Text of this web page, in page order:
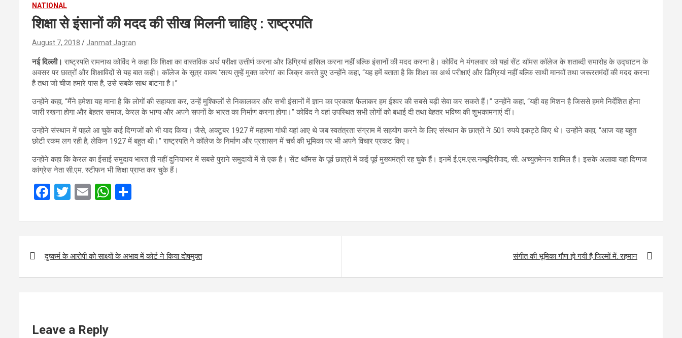
NATIONAL
शिक्षा से इंसानों की मदद की सीख मिलनी चाहिए : राष्ट्रपति
August 7, 2018 Janmat Jagran
नई दिल्ली। राष्ट्रपति रामनाथ कोविंद ने कहा कि शिक्षा का वास्तविक अर्थ परीक्षा उत्तीर्ण करना और डिग्रियां हासिल करना नहीं बल्कि इंसानों की मदद करना है। कोविंद ने मंगलवार को यहां सेंट थॉमस कॉलेज के शताब्दी समारोह के उद्घाटन के
अवसर पर छात्रों और शिक्षाविदों से यह बात कही। कॉलेज के सूत्र वाक्य ‘सत्य तुम्हें मुक्त करेगा’ का जिक्र करते हुए उन्होंने कहा, “यह हमें बताता है कि शिक्षा का अर्थ परीक्षाएं और डिग्रियां नहीं बल्कि साथी मानवों तथा जरूरतमंदों की मदद करना
है तथा जो चीज हमारे पास है, उसे सबके साथ बांटना है।”
उन्होंने कहा, “मैंने हमेशा यह माना है कि लोगों की सहायता कर, उन्हें मुश्किलों से निकालकर और सभी इंसानों में ज्ञान का प्रकाश फैलाकर हम ईश्वर की सबसे बड़ी सेवा कर सकते हैं।” उन्होंने कहा, “यही वह मिशन है जिससे हममे निर्देशित होना
जारी रखना होगा और बेहतर समाज, केरल के भाग्य और अपने सपनों के भारत का निर्माण करना होगा।” कोविंद ने वहां उपस्थित सभी लोगों को बधाई दी तथा बेहतर भविष्य की शुभकामनाएं दीं।
उन्होंने संस्थान में पहले आ चुके कई दिग्गजों को भी याद किया। जैसे, अक्टूबर 1927 में महात्मा गांधी यहां आए थे जब स्वतंत्रता संग्राम में सहयोग करने के लिए संस्थान के छात्रों ने 501 रुपये इकट्ठे किए थे। उन्होंने कहा, “आज यह बहुत
छोटी रकम लग रही है, लेकिन 1927 में बहुत थी।” राष्ट्रपति ने कॉलेज के निर्माण और प्रशासन में चर्च की भूमिका पर भी अपने विचार प्रकट किए।
उन्होंने कहा कि केरल का ईसाई समुदाय भारत ही नहीं दुनियाभर में सबसे पुराने समुदायों में से एक है। सेंट थॉमस के पूर्व छात्रों में कई पूर्व मुख्यमंत्री रह चुके हैं। इनमें ई.एम.एस.नम्बूदिरीपाद, सी. अच्युतमेनन शामिल हैं। इसके अलावा यहां दिग्गज
कांग्रेस नेता सी.एम. स्टीफन भी शिक्षा प्राप्त कर चुके हैं।
F
ce
o
o
T
tt
E
ail
W
at
A
p
ar
navigation
दुष्कर्म के आरोपी को साक्ष्यों के अभाव में कोर्ट ने किया दोषमुक्त संगीत की भूमिका गौण हो गयी है फिल्मों में: रहमान
Leave a Reply